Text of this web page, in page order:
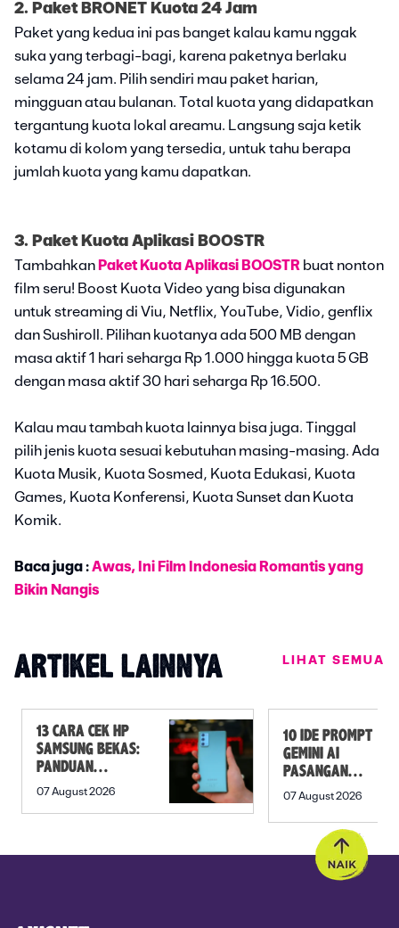
2. Paket BRONET Kuota 24 Jam
Paket yang kedua ini pas banget kalau kamu nggak
suka yang terbagi-bagi, karena paketnya berlaku
selama 24 jam. Pilih sendiri mau paket harian,
mingguan atau bulanan. Total kuota yang didapatkan
tergantung kuota lokal areamu. Langsung saja ketik
kotamu di kolom yang tersedia, untuk tahu berapa
jumlah kuota yang kamu dapatkan.
3. Paket Kuota Aplikasi BOOSTR
Tambahkan Paket Kuota Aplikasi BOOSTR buat nonton
film seru! Boost Kuota Video yang bisa digunakan
untuk streaming di Viu, Netflix, YouTube, Vidio, genflix
dan Sushiroll. Pilihan kuotanya ada 500 MB dengan
masa aktif 1 hari seharga Rp 1.000 hingga kuota 5 GB
dengan masa aktif 30 hari seharga Rp 16.500.
Kalau mau tambah kuota lainnya bisa juga. Tinggal
pilih jenis kuota sesuai kebutuhan masing-masing. Ada
Kuota Musik, Kuota Sosmed, Kuota Edukasi, Kuota
Games, Kuota Konferensi, Kuota Sunset dan Kuota
Komik.
Baca juga :Awas, Ini Film Indonesia Romantis yang
Bikin Nangis
ARTIKEL LAINNYA LIHAT SEMUA
13 CARA CEK HP
SAMSUNG BEKAS:
PANDUAN
SEBELUM
07 August 2026
10 IDE PROMPT
GEMINI AI
PASANGAN
PREWEDDING
07 August 2026